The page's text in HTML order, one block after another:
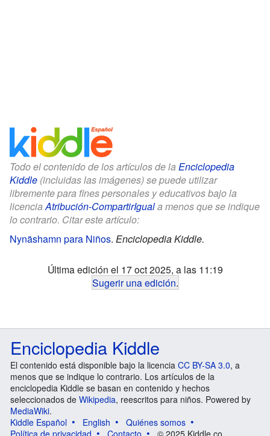
Todo el contenido de los artículos de la Enciclopedia
Kiddle (incluidas las imágenes) se puede utilizar
libremente para fines personales y educativos bajo la
licenciaAtribución-CompartirIguala menos que se indique
lo contrario. Citar este artículo:
Nynäshamn para Niños. Enciclopedia Kiddle.
Última edición el 17 oct 2025, a las 11:19
Sugerir una edición.
Enciclopedia Kiddle
El contenido está disponible bajo la licencia CC BY-SA 3.0, a
menos que se indique lo contrario. Los artículos de la
enciclopedia Kiddle se basan en contenido y hechos
seleccionados de Wikipedia, reescritos para niños. Powered by
MediaWiki.
Kiddle Español
English
Quiénes somos
Política de privacidad
Contacto © 2025 Kiddle.co